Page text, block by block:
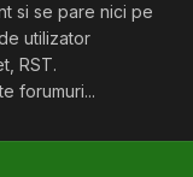
si se pare nici pe
utilizator
RST.
forumuri...